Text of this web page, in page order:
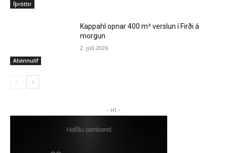
Íþróttir
Atvinnulíf
Kappahl opnar 400 m² verslun í Firði á
morgun
2. júlí 2026
- H1 -